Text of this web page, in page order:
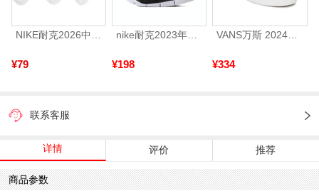
NIKE耐克2026中性U NK LTWT QT 3PR短袜优惠装SX4706-101
¥79
nike耐克2023年新款小童NIKE DYNAMO FREE (TD)运动鞋-复刻鞋343938-013
¥198
VANS万斯 2024年新款中性OldSkool帆布鞋/硫化鞋VN000D3HY28（延续款）
¥334
联系客服
详情 评价 推荐
商品参数